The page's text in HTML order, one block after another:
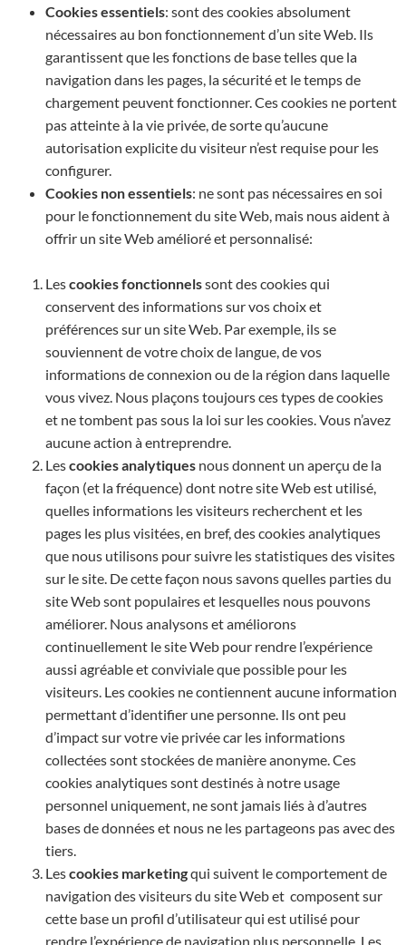
Cookies essentiels: sont des cookies absolument
nécessaires au bon fonctionnement d’un site Web. Ils
garantissent que les fonctions de base telles que la
navigation dans les pages, la sécurité et le temps de
chargement peuvent fonctionner. Ces cookies ne portent
pas atteinte à la vie privée, de sorte qu’aucune
autorisation explicite du visiteur n’est requise pour les
configurer.
Cookies non essentiels: ne sont pas nécessaires en soi
pour le fonctionnement du site Web, mais nous aident à
offrir un site Web amélioré et personnalisé:
Lescookies fonctionnelssont des cookies qui
conservent des informations sur vos choix et
préférences sur un site Web. Par exemple, ils se
souviennent de votre choix de langue, de vos
informations de connexion ou de la région dans laquelle
vous vivez. Nous plaçons toujours ces types de cookies
et ne tombent pas sous la loi sur les cookies. Vous n’avez
aucune action à entreprendre.
Lescookies analytiques nous donnent un aperçu de la
façon (et la fréquence) dont notre site Web est utilisé,
quelles informations les visiteurs recherchent et les
pages les plus visitées, en bref, des cookies analytiques
que nous utilisons pour suivre les statistiques des visites
sur le site. De cette façon nous savons quelles parties du
site Web sont populaires et lesquelles nous pouvons
améliorer. Nous analysons et améliorons
continuellement le site Web pour rendre l’expérience
aussi agréable et conviviale que possible pour les
visiteurs. Les cookies ne contiennent aucune information
permettant d’identifier une personne. Ils ont peu
d’impact sur votre vie privée car les informations
collectées sont stockées de manière anonyme. Ces
cookies analytiques sont destinés à notre usage
personnel uniquement, ne sont jamais liés à d’autres
bases de données et nous ne les partageons pas avec des
tiers.
Lescookies marketingqui suivent le comportement de
navigation des visiteurs du site Web et composent sur
cette base un profil d’utilisateur qui est utilisé pour
rendre l’expérience de navigation plus personnelle. Les